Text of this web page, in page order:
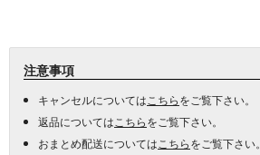
注意事項
キャンセルについては こちらをご覧下さい。
返品については こちらをご覧下さい。
おまとめ配送については こちらをご覧下さい。